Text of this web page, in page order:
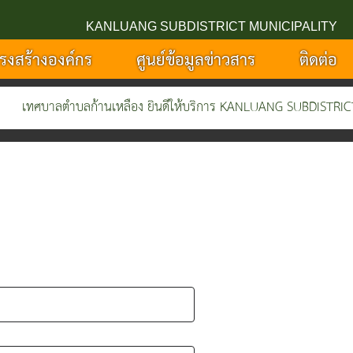
KANLUANG SUBDISTRICT MUNICIPALITY
งสร้างองค์กร ศูนย์ข้อมูลข่าวสาร ติดต่อ
าลตำบลก้านเหลือง ยินดีให้บริการ KANLUANG SUBDISTRICT